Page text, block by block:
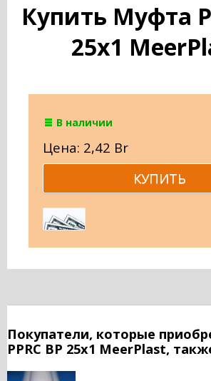
Купить Муфта
25х1
В наличии
Цена: 2,42 Br
Покупатели, которые
PPRC ВР 25х1 MeerPlast,